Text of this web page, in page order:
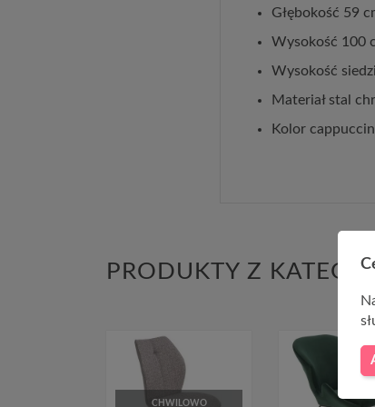
Głębokość 59
Wysokość 100
Wysokość
Materiał stal
Kolor
PRODUKTY Z
CHWILOWO